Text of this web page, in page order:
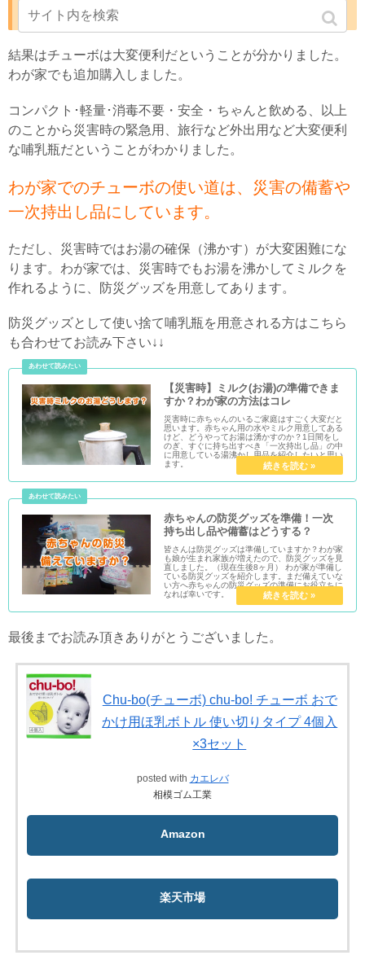
まとめ
結果はチューボは大変便利だということが分かりました。
わが家でも追加購入しました。
コンパクト･軽量･消毒不要・安全・ちゃんと飲める、以上
のことから災害時の緊急用、旅行など外出用など大変便利
な哺乳瓶だということがわかりました。
わが家でのチューボの使い道は、災害の備蓄や
一次持出し品にしています。
ただし、災害時ではお湯の確保（沸かす）が大変困難にな
ります。わが家では、災害時でもお湯を沸かしてミルクを
作れるように、防災グッズを用意してあります。
防災グッズとして使い捨て哺乳瓶を用意される方はこちら
も合わせてお読み下さい↓↓
【災害時】ミルク(お湯)の準備できま
すか？わが家の方法はコレ
災害時に赤ちゃんのいるご家庭はすごく大変だと
思います。赤ちゃん用の水やミルク用意してある
けど、どうやってお湯は湧かすのか？1日間をし
のぎ、すぐに持ち出すべき「一次持出し品」の中
に用意している湯沸かし用品を紹介したいと思い
ます。
赤ちゃんの防災グッズを準備！一次
持ち出し品や備蓄はどうする？
皆さんは防災グッズは準備していますか？わが家
も娘が生まれ家族が増えたので、防災グッズを見
直しました。（現在生後8ヶ月） わが家が準備し
ている防災グッズを紹介します。まだ備えていな
い方へ赤ちゃんの防災グッズの準備にお役立ちに
なれば幸いです。
最後までお読み頂きありがとうございました。
Chu-bo(チューボ) chu-bo! チューボ おで
かけ用ほ乳ボトル 使い切りタイプ 4個入
×3セット
posted with カエレバ
相模ゴム工業
Amazon
楽天市場